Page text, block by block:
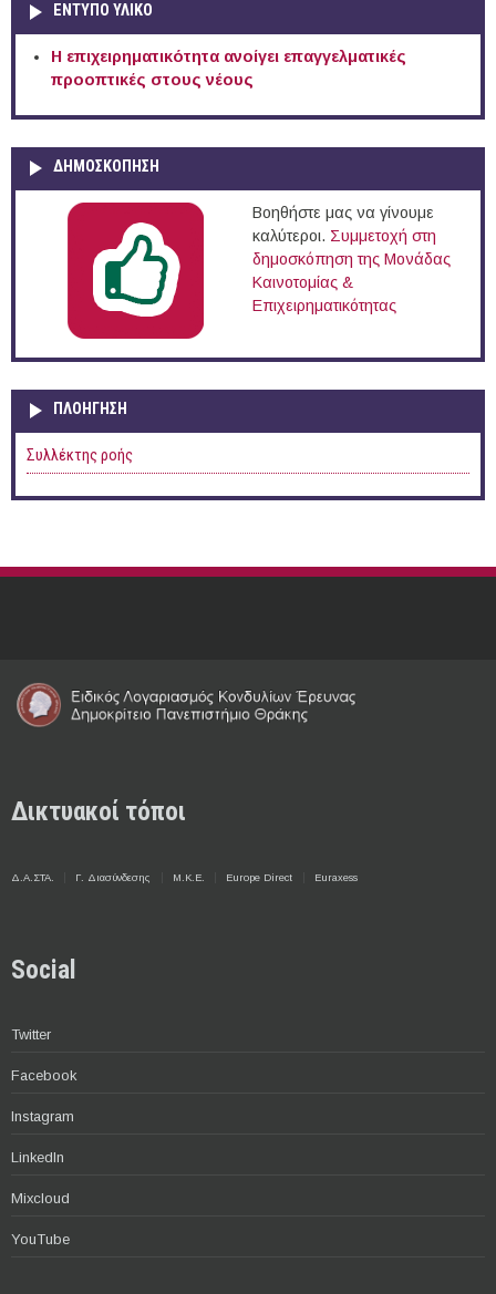
ΕΝΤΥΠΟ ΥΛΙΚΟ
Η επιχειρηματικότητα ανοίγει επαγγελματικές
προοπτικές στους νέους
ΔΗΜΟΣΚΟΠΗΣΗ
Βοηθήστε μας να γίνουμε
καλύτεροι. Συμμετοχή στη
δημοσκόπηση της Μονάδας
Καινοτομίας &
Επιχειρηματικότητας
ΠΛΟΉΓΗΣΗ
Συλλέκτης ροής
Δικτυακοί τόποι
Δ.Α.ΣΤΑ. Γ. Διασύνδεσης Μ.Κ.Ε. Europe Direct Euraxess
Social
Twitter
Facebook
Instagram
LinkedIn
Mixcloud
YouTube